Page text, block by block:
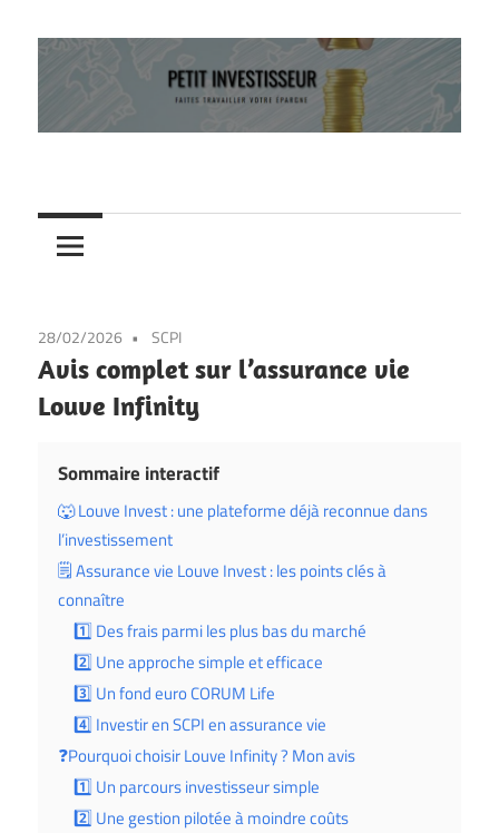
to
investisseur
Faites
votre
épargne
28/02/2026 SCPI
Avis complet sur l’assurance vie
Louve Infinity
Sommaire interactif
🐺 Louve Invest : une plateforme déjà reconnue dans
l’investissement
🗒️ Assurance vie Louve Invest : les points clés à
connaître
1️⃣ Des frais parmi les plus bas du marché
2️⃣ Une approche simple et efficace
3️⃣ Un fond euro CORUM Life
4️⃣ Investir en SCPI en assurance vie
❓Pourquoi choisir Louve Infinity ? Mon avis
1️⃣ Un parcours investisseur simple
2️⃣ Une gestion pilotée à moindre coûts